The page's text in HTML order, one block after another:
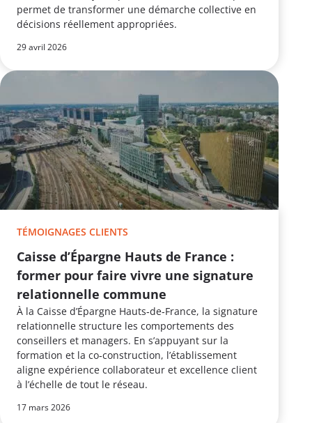
permet de transformer une démarche collective en
décisions réellement appropriées.
29 avril 2026
TÉMOIGNAGES CLIENTS
Caisse d’Épargne Hauts de France :
former pour faire vivre une signature
relationnelle commune
À la Caisse d’Épargne Hauts‑de‑France, la signature
relationnelle structure les comportements des
conseillers et managers. En s’appuyant sur la
formation et la co‑construction, l’établissement
aligne expérience collaborateur et excellence client
à l’échelle de tout le réseau.
17 mars 2026